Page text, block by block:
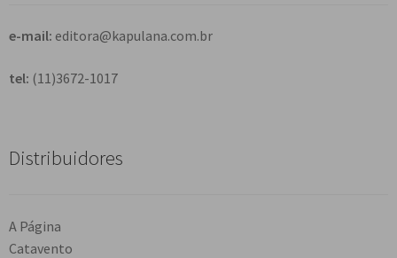
e-mail: editora@kapulana.com.br
tel: (11)3672-1017
Distribuidores
A Página
Catavento